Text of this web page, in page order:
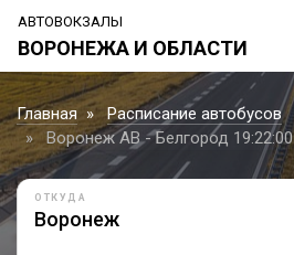
АВТОВОКЗАЛЫ
ВОРОНЕЖА И ОБЛАСТИ
Главная
Расписание автобусов
Воронеж АВ - Белгород 19:22:00
ОТКУДА